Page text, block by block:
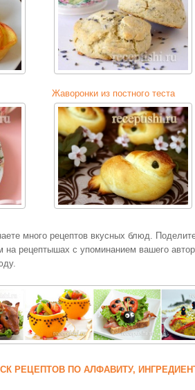
Жаворонки из постного теста
много рецептов вкусных блюд.
рецептышах с упоминанием вашего
РЕЦЕПТОВ ПО АЛФАВИТУ,